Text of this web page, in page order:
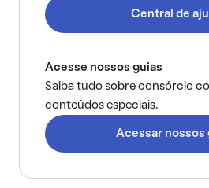
Central de
Acesse nossos guias
Saiba tudo sobre consórcio
conteúdos especiais.
Acessar nossos